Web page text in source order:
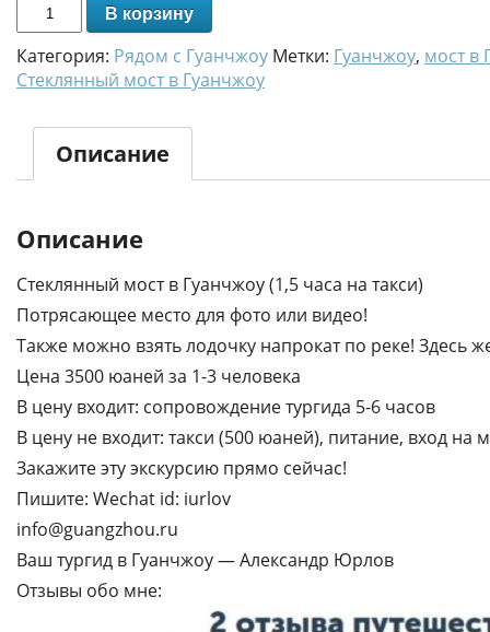
В корзину
Категория: Рядом с Гуанчжоу Метки: Гуанчжоу, мост в
Стеклянный мост в Гуанчжоу
Описание
Описание
Стеклянный мост в Гуанчжоу (1,5 часа на такси)
Потрясающее место для фото или видео!
Также можно взять лодочку напрокат по реке! Здесь
Цена 3500 юаней за 1-3 человека
В цену входит: сопровождение тургида 5-6 часов
В цену не входит: такси (500 юаней), питание, вход на
Закажите эту экскурсию прямо сейчас!
Пишите: Wechat id: iurlov
info@guangzhou.ru
Ваш тургид в Гуанчжоу — Александр Юрлов
Отзывы обо мне: